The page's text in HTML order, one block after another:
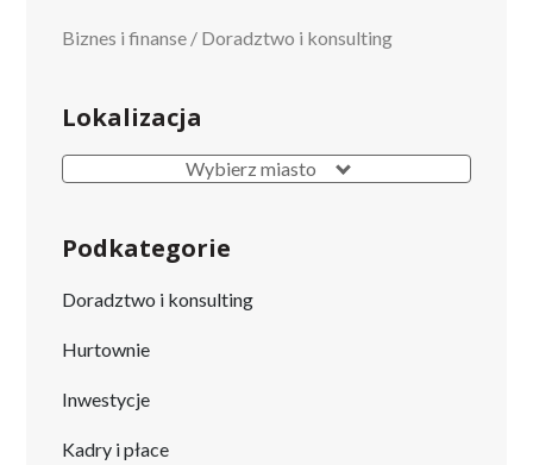
Biznes i finanse / Doradztwo i konsulting
Lokalizacja
Wybierz miasto
Podkategorie
Doradztwo i konsulting
Hurtownie
Inwestycje
Kadry i płace